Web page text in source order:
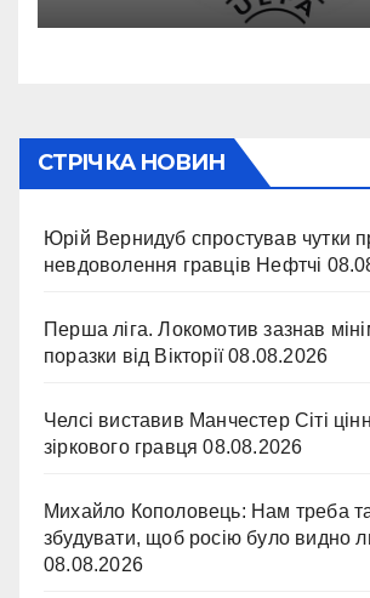
СТРІЧКА НОВИН
Юрій Вернидуб спростував чутки
невдоволення гравців Нефтчі
Перша ліга. Локомотив зазнав
поразки від Вікторії 08.08.2026
Челсі виставив Манчестер Сіті
зіркового гравця 08.08.2026
Михайло Кополовець: Нам треба
збудувати, щоб росію було видно
08.08.2026